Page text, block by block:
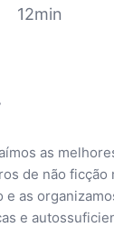
12min
as
de não ficção
e as
e